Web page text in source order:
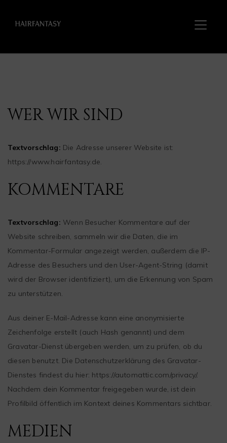
WER WIR SIND
Textvorschlag: Die Adresse unserer Website ist:
https://www.hairfantasy.de.
KOMMENTARE
Textvorschlag: Wenn Besucher Kommentare auf der
Website schreiben, sammeln wir die Daten, die im
Kommentar-Formular angezeigt werden, außerdem die IP-
Adresse des Besuchers und den User-Agent-String (damit
wird der Browser identifiziert), um die Erkennung von Spam
zu unterstützen.
Aus deiner E-Mail-Adresse kann eine anonymisierte
Zeichenfolge erstellt (auch Hash genannt) und dem
Gravatar-Dienst übergeben werden, um zu prüfen, ob du
diesen benutzt. Die Datenschutzerklärung des Gravatar-
Dienstes findest du hier: https://automattic.com/privacy/.
Nachdem dein Kommentar freigegeben wurde, ist dein
Profilbild öffentlich im Kontext deines Kommentars sichtbar.
MEDIEN